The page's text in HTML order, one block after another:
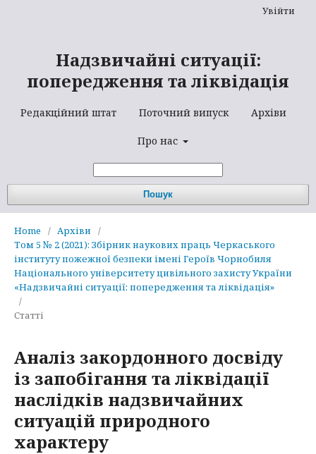
Надзвичайні ситуації:
попередження та ліквідація
Редакційний штат Поточний випуск Архіви
Про нас
Пошук
Увійти
Home / Архіви
/
Том 5 № 2 (2021): Збірник наукових праць Черкаського
інституту пожежної безпеки імені Героїв Чорнобиля
Національного університету цивільного захисту України
«Надзвичайні ситуації: попередження та ліквідація»
/
Статті
Аналіз закордонного досвіду
із запобігання та ліквідації
наслідків надзвичайних
ситуацій природного
характеру